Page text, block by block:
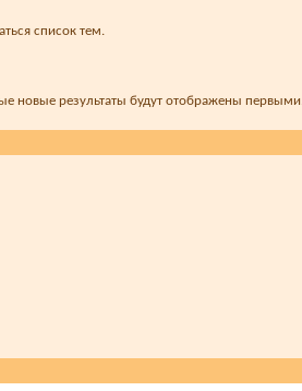
список тем.
новые результаты будут отображены первыми.